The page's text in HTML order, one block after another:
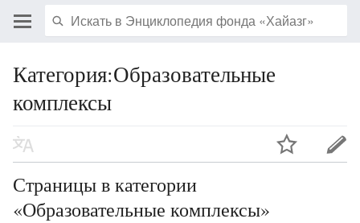
Категория:Образовательные
комплексы
Страницы в категории
«Образовательные комплексы»